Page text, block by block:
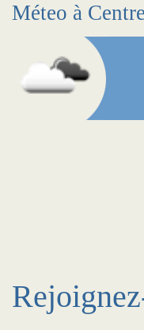
Méteo à